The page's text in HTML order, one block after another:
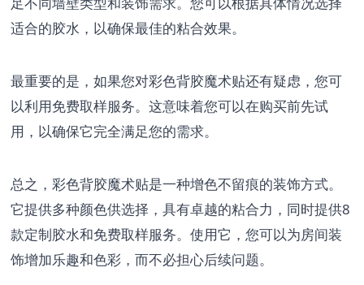
适合的胶水，以确保最佳的粘合效果。
最重要的是，如果您对彩色背胶魔术贴还有疑虑，您可
以利用免费取样服务。这意味着您可以在购买前先试
用，以确保它完全满足您的需求。
总之，彩色背胶魔术贴是一种增色不留痕的装饰方式。
它提供多种颜色供选择，具有卓越的粘合力，同时提供8
款定制胶水和免费取样服务。使用它，您可以为房间装
饰增加乐趣和色彩，而不必担心后续问题。